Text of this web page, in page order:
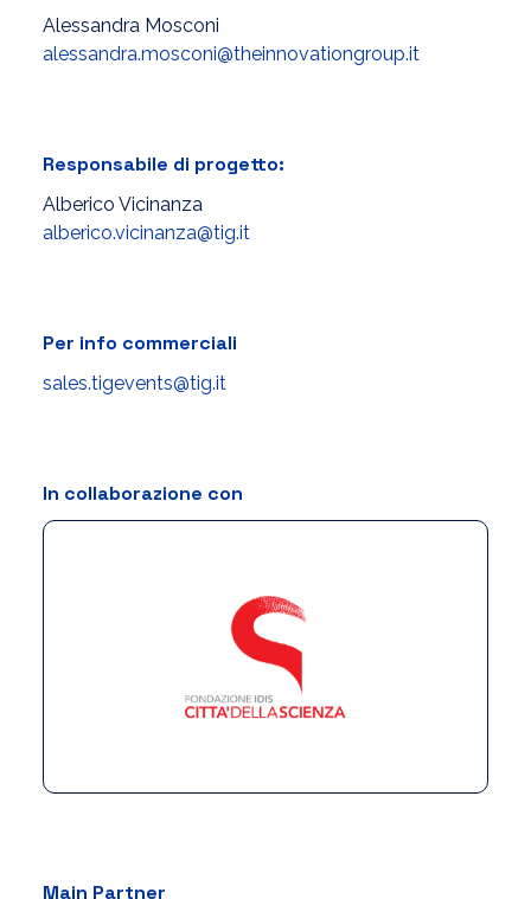
Alessandra Mosconi
alessandra.mosconi@theinnovationgroup.it
Responsabile di progetto:
Alberico Vicinanza
alberico.vicinanza@tig.it
Per info commerciali
sales.tigevents@tig.it
In collaborazione con
Main Partner